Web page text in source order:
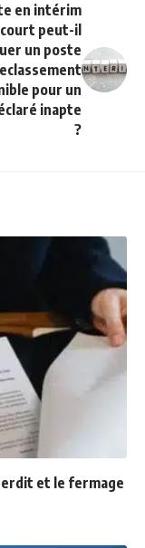
en intérim
peut-il
un poste
pour un
inapte
?
et le fermage